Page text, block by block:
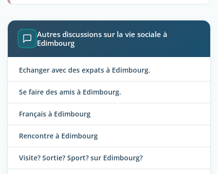
Autres discussions sur la vie sociale à
Edimbourg
Echanger avec des expats à Edimbourg.
Se faire des amis à Edimbourg.
Français à Edimbourg
Rencontre à Edimbourg
Visite? Sortie? Sport? sur Edimbourg?